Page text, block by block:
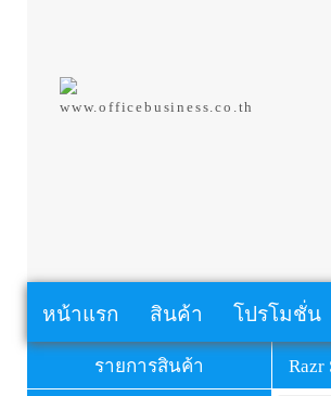
www.officebusiness.co.th
หน้าแรก สินค้า โปรโมชั่น
รายการสินค้า Razr